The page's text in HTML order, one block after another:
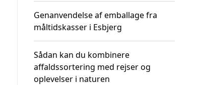
Genanvendelse af emballage fra
måltidskasser i Esbjerg
Sådan kan du kombinere
affaldssortering med rejser og
oplevelser i naturen